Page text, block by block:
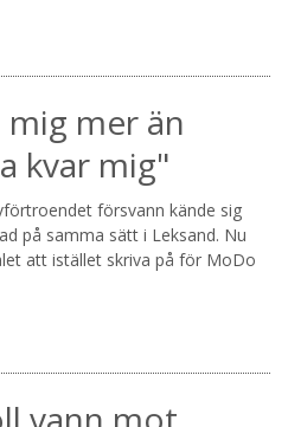
mer än
kvar mig"
försvann kände sig
på samma sätt i Leksand. Nu
att istället skriva på för MoDo